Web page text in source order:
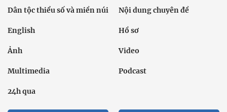
Dân tộc thiểu số và miền núi Nội dung chuyên đề
English Hồ sơ
Ảnh Video
Multimedia Podcast
24h qua